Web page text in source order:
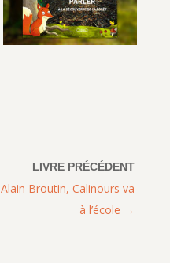
Alain Broutin, Calinours va
à l’école